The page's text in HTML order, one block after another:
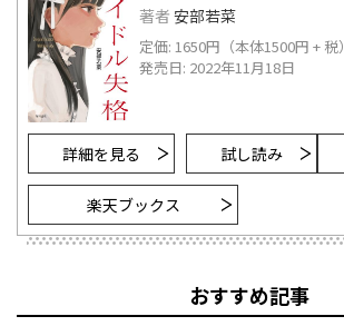
著者 安部若菜
定価: 1650円（本体1500円 + 税）
発売日: 2022年11月18日
詳細を見る 試し読み
楽天ブックス
おすすめ記事